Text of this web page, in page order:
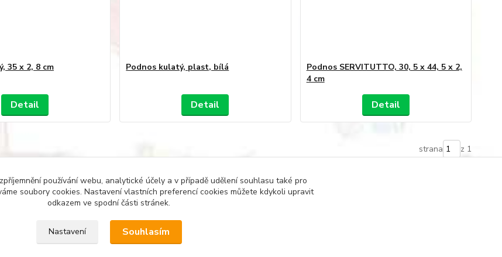
35 x 2, 8 cm
Detail
Podnos kulatý, plast, bílá
Detail
Podnos SERVITUTTO, 30, 5 x 44, 5 x 2,
4 cm
Detail
strana z 1
používání webu, analytické účely a v případě udělení souhlasu také pro
soubory cookies. Nastavení vlastních preferencí cookies můžete kdykoli upravit
odkazem ve spodní části stránek.
Nastavení Souhlasím